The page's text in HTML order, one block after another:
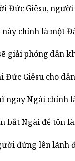
Đức Giêsu,
này chính là một
giải phóng dân
Đức Giêsu cho
ngay Ngài chính
bắt Ngài để tôn
đứng lên lãnh